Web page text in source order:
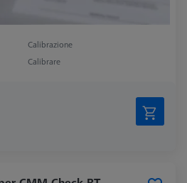
Calibrazione
Calibrare